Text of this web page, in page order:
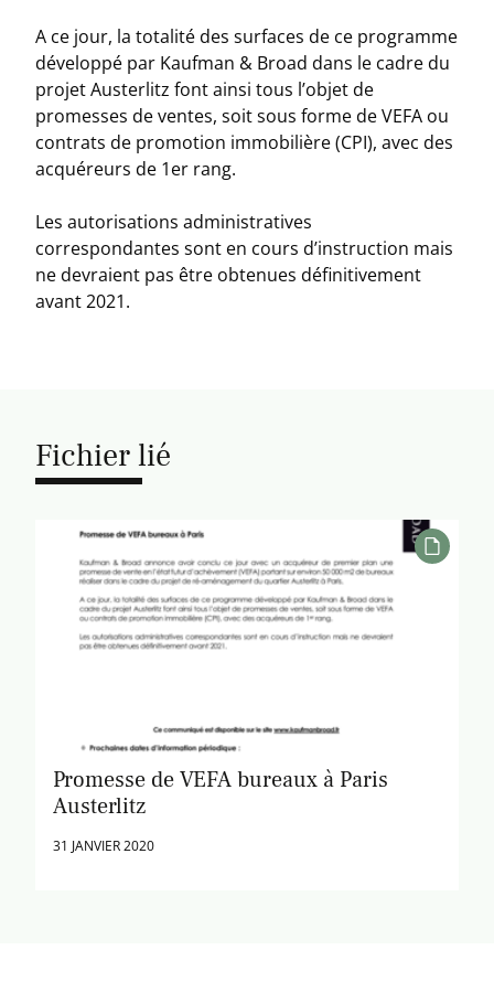
A ce jour, la totalité des surfaces de ce programme
développé par Kaufman & Broad dans le cadre du
projet Austerlitz font ainsi tous l’objet de
promesses de ventes, soit sous forme de VEFA ou
contrats de promotion immobilière (CPI), avec des
acquéreurs de 1er rang.
Les autorisations administratives
correspondantes sont en cours d’instruction mais
ne devraient pas être obtenues définitivement
avant 2021.
Fichier lié
Promesse de VEFA bureaux à Paris
Austerlitz
31 JANVIER 2020